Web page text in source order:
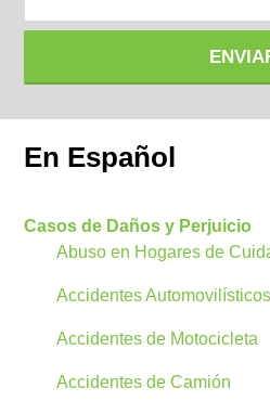
En Español
Casos de Daños y Perjuicio
Abuso en Hogares de
Accidentes Automovilísticos
Accidentes de Motocicleta
Accidentes de Camión